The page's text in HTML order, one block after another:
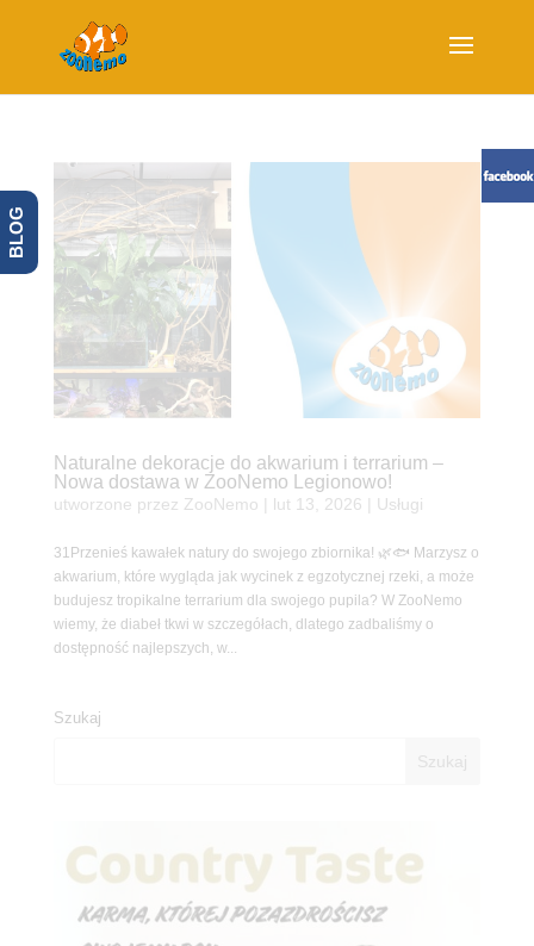
Naturalne dekoracje do akwarium i terrarium –
Nowa dostawa w ZooNemo Legionowo!
utworzone przez ZooNemo lut 13, 2026 Usługi
31Przenieś kawałek natury do swojego zbiornika! 🌿🐟 Marzysz o
akwarium, które wygląda jak wycinek z egzotycznej rzeki, a może
budujesz tropikalne terrarium dla swojego pupila? W ZooNemo
wiemy, że diabeł tkwi w szczegółach, dlatego zadbaliśmy o
dostępność najlepszych, w...
Szukaj
BLOG